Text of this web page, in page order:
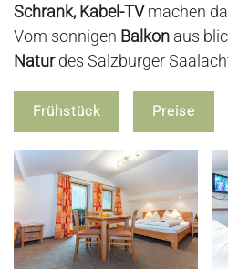
Schrank, Kabel-TVmachen
Vom sonnigen Balkon aus
Naturdes Salzburger
Frühstück Preise